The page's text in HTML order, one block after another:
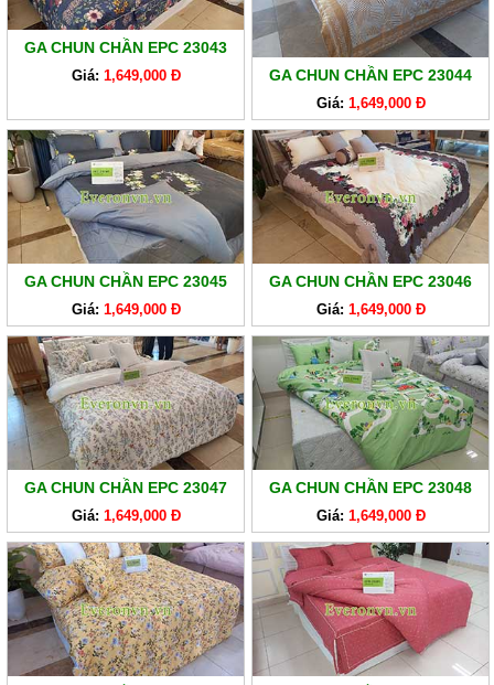
SẢN
PHẨM
CHĂN
GA
EVERONLITE
SẢN
PHẨM
HÀNG
SẢN
PHẨM
KHÁC
GA CHUN CHẦN EPC 23043
Giá: 1,649,000 Đ GA CHUN CHẦN EPC 23044
Giá: 1,649,000 Đ
GA CHUN CHẦN EPC 23045
Giá: 1,649,000 Đ
GA CHUN CHẦN EPC 23046
Giá: 1,649,000 Đ
GA CHUN CHẦN EPC 23047
Giá: 1,649,000 Đ
GA CHUN CHẦN EPC 23048
Giá: 1,649,000 Đ